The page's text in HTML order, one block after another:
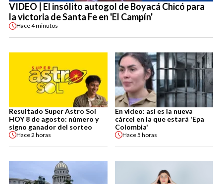
VIDEO | El insólito autogol de Boyacá Chicó para
la victoria de Santa Fe en 'El Campín'
Hace4 minutos
Resultado Super Astro Sol
HOY 8 de agosto: número y
signo ganador del sorteo
Hace2 horas
En video: así es la nueva
cárcel en la que estará 'Epa
Colombia'
Hace5 horas